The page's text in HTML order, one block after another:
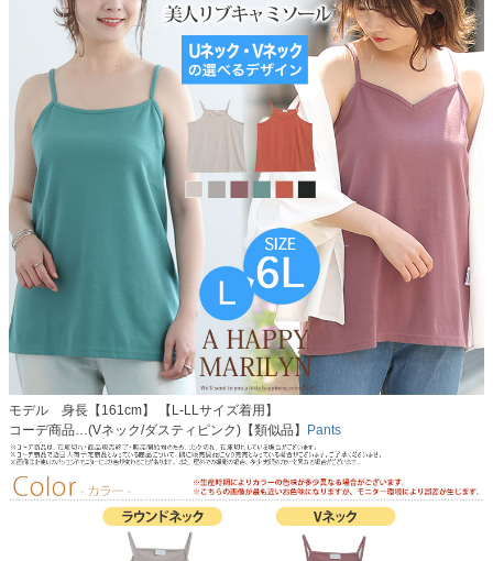
モデル 身長【161cm】 【L-LLサイズ着用】
コーデ商品…(Vネック/ダスティピンク)【類似品】
Pants